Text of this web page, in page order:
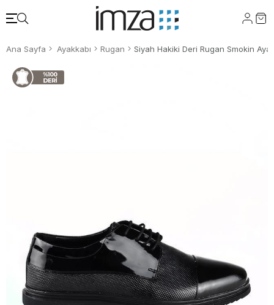
Ana Sayfa Ayakkabı Rugan Siyah Hakiki Deri Rugan Smokin